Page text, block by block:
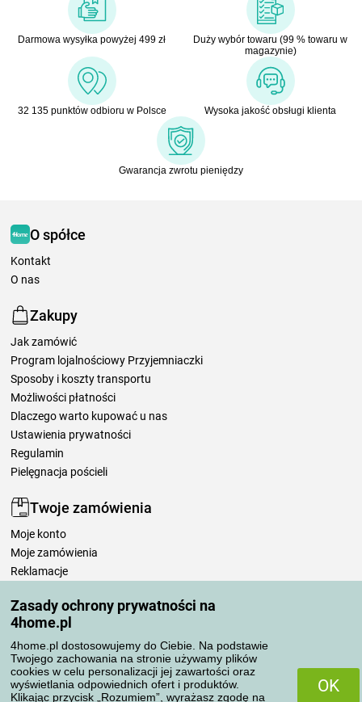
Zasady ochrony prywatności na
4home.pl
4home.pl dostosowujemy do Ciebie. Na podstawie
Twojego zachowania na stronie używamy plików
cookies w celu personalizacji jej zawartości oraz
wyświetlania odpowiednich ofert i produktów.
Klikając przycisk „Rozumiem”, wyrażasz zgodę na
OK
Darmowa wysyłka powyżej 499 zł
Duży wybór towaru (99 % towaru w
magazynie)
32 135 punktów odbioru w Polsce Wysoka jakość obsługi klienta
Gwarancja zwrotu pieniędzy
O spółce
Kontakt
O nas
Zakupy
Jak zamówić
Program lojalnościowy Przyjemniaczki
Sposoby i koszty transportu
Możliwości płatności
Dlaczego warto kupować u nas
Ustawienia prywatności
Regulamin
Pielęgnacja pościeli
Twoje zamówienia
Moje konto
Moje zamówienia
Reklamacje
Zasady przetwarzania recenzji
Sposoby transportu